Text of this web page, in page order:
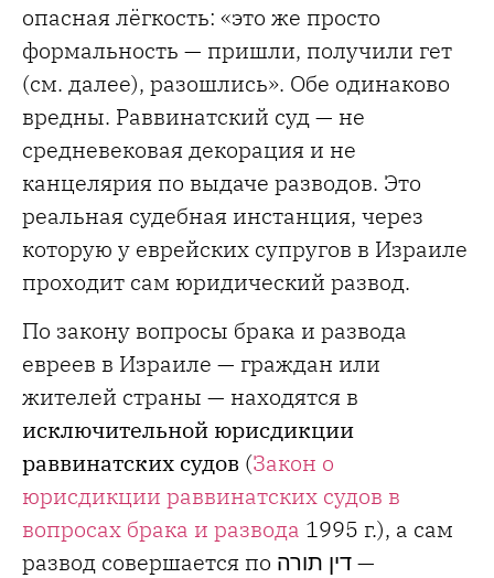
опасная лёгкость: «это же просто
формальность — пришли, получили гет
(см. далее), разошлись». Обе одинаково
вредны. Раввинатский суд — не
средневековая декорация и не
канцелярия по выдаче разводов. Это
реальная судебная инстанция, через
которую у еврейских супругов в Израиле
проходит сам юридический развод.
По закону вопросы брака и развода
евреев в Израиле — граждан или
жителей страны — находятся в
исключительной юрисдикции
раввинатских судов (Закон о
юрисдикции раввинатских судов в
вопросах брака и развода 1995 г.), а сам
развод совершается по
—